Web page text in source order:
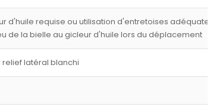
d'huile requise ou utilisation d'entretoises adéquates,
de la bielle au gicleur d'huile lors du déplacement
latéral blanchi